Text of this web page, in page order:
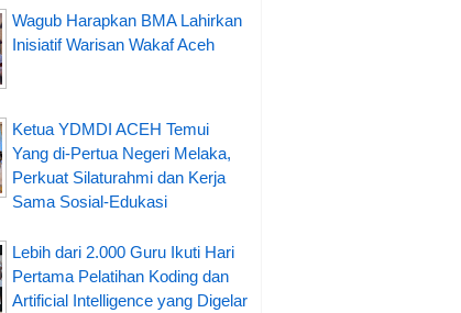
Wagub Harapkan BMA Lahirkan
Inisiatif Warisan Wakaf Aceh
Ketua YDMDI ACEH Temui
Yang di-Pertua Negeri Melaka,
Perkuat Silaturahmi dan Kerja
Sama Sosial-Edukasi
Lebih dari 2.000 Guru Ikuti Hari
Pertama Pelatihan Koding dan
Artificial Intelligence yang Digelar